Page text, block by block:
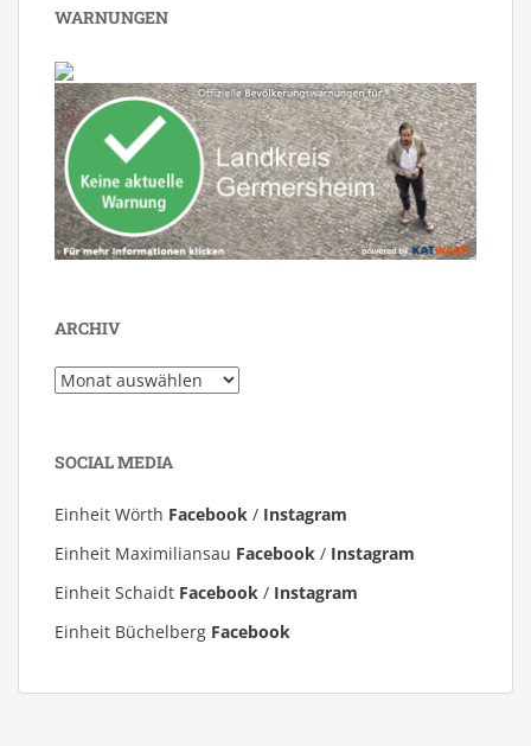
WARNUNGEN
ARCHIV
Archiv
SOCIAL MEDIA
Einheit Wörth Facebook / Instagram
Einheit Maximiliansau Facebook / Instagram
Einheit Schaidt Facebook / Instagram
Einheit Büchelberg Facebook